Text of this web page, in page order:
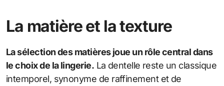
La matière et la texture
La sélection des matières joue un rôle central dans
le choix de la lingerie. La dentelle reste un classique
intemporel, synonyme de raffinement et de